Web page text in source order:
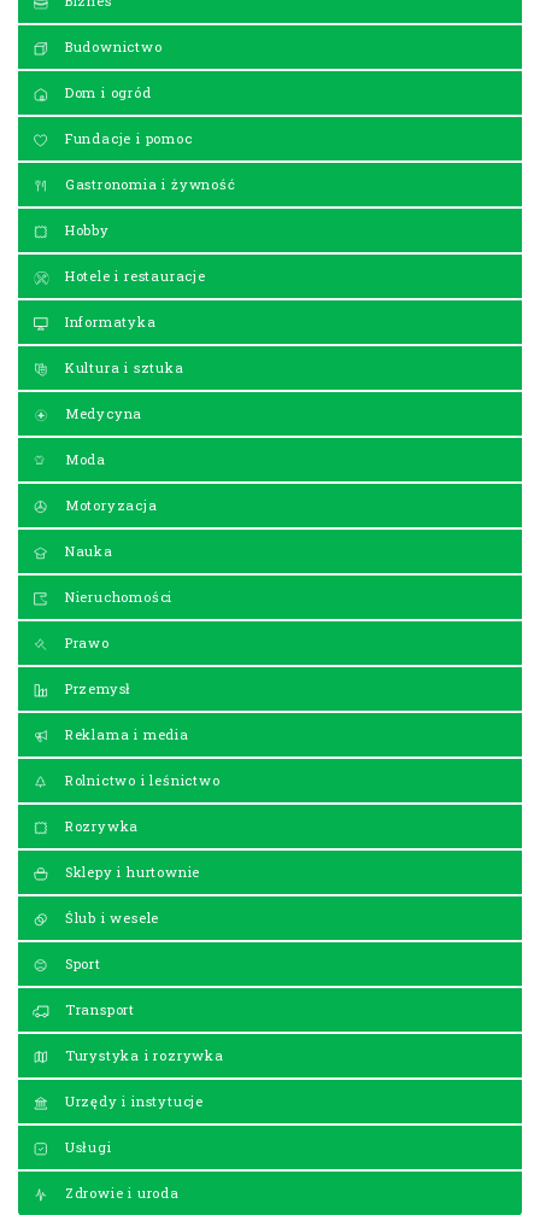
Budownictwo
Dom i ogród
Fundacje i pomoc
Gastronomia i żywność
Hobby
Hotele i restauracje
Informatyka
Kultura i sztuka
Medycyna
Moda
Motoryzacja
Nauka
Nieruchomości
Prawo
Przemysł
Reklama i media
Rolnictwo i leśnictwo
Rozrywka
Sklepy i hurtownie
Ślub i wesele
Sport
Transport
Turystyka i rozrywka
Urzędy i instytucje
Usługi
Zdrowie i uroda